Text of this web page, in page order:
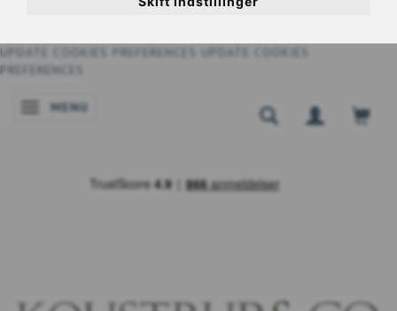
UPDATE COOKIES PREFERENCES
UPDATE COOKIES
PREFERENCES
SKIFTE NAVIGATION
MENU